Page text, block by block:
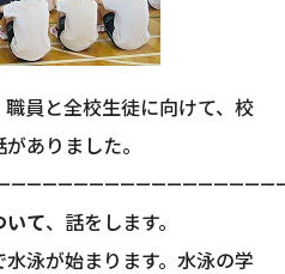
員と全校生徒に向けて、校
ありました。
いて、話をします。
泳が始まります。水泳の学